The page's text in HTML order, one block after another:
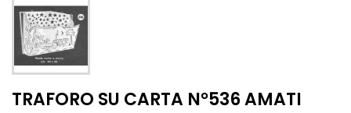
TRAFORO SU CARTA N°536 AMATI